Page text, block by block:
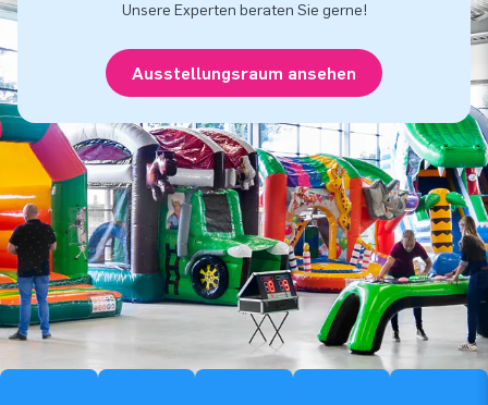
Unsere Experten beraten Sie gerne!
Ausstellungsraum ansehen